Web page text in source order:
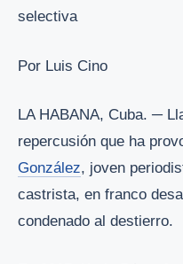
selectiva
Por Luis Cino
LA HABANA, Cuba. ─
repercusión que ha
González, joven
castrista, en franco
condenado al destierro.